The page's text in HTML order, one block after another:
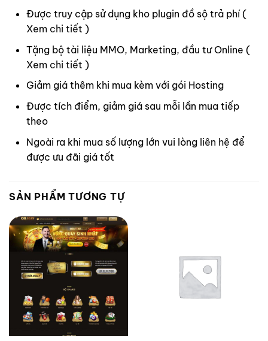
Được truy cập sử dụng kho plugin đồ sộ trả phí (
Xem chi tiết )
Tặng bộ tài liệu MMO, Marketing, đầu tư Online (
Xem chi tiết )
Giảm giá thêm khi mua kèm với gói Hosting
Được tích điểm, giảm giá sau mỗi lần mua tiếp
theo
Ngoài ra khi mua số lượng lớn vui lòng liên hệ để
được ưu đãi giá tốt
SẢN PHẨM TƯƠNG TỰ